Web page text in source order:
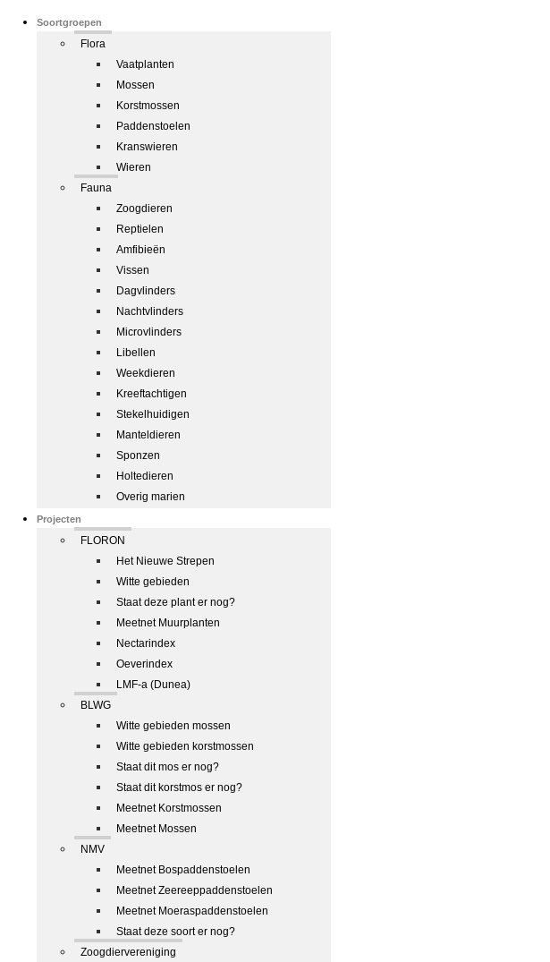
Soortgroepen
Flora
Vaatplanten
Mossen
Korstmossen
Paddenstoelen
Kranswieren
Wieren
Fauna
Zoogdieren
Reptielen
Amfibieën
Vissen
Dagvlinders
Nachtvlinders
Microvlinders
Libellen
Weekdieren
Kreeftachtigen
Stekelhuidigen
Manteldieren
Sponzen
Holtedieren
Overig marien
Projecten
FLORON
Het Nieuwe Strepen
Witte gebieden
Staat deze plant er nog?
Meetnet Muurplanten
Nectarindex
Oeverindex
LMF-a (Dunea)
BLWG
Witte gebieden mossen
Witte gebieden korstmossen
Staat dit mos er nog?
Staat dit korstmos er nog?
Meetnet Korstmossen
Meetnet Mossen
NMV
Meetnet Bospaddenstoelen
Meetnet Zeereeppaddenstoelen
Meetnet Moeraspaddenstoelen
Staat deze soort er nog?
Zoogdiervereniging